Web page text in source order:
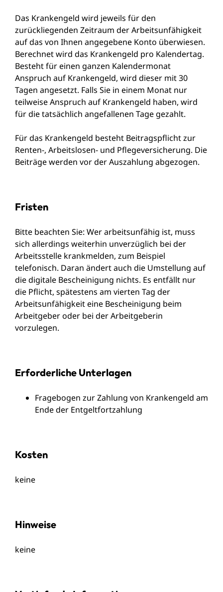
Das Krankengeld wird jeweils für den
zurückliegenden Zeitraum der Arbeitsunfähigkeit
auf das von Ihnen angegebene Konto überwiesen.
Berechnet wird das Krankengeld pro Kalendertag.
Besteht für einen ganzen Kalendermonat
Anspruch auf Krankengeld, wird dieser mit 30
Tagen angesetzt. Falls Sie in einem Monat nur
teilweise Anspruch auf Krankengeld haben, wird
für die tatsächlich angefallenen Tage gezahlt.
Für das Krankengeld besteht Beitragspflicht zur
Renten-, Arbeitslosen- und Pflegeversicherung. Die
Beiträge werden vor der Auszahlung abgezogen.
Fristen
Bitte beachten Sie: Wer arbeitsunfähig ist, muss
sich allerdings weiterhin unverzüglich bei der
Arbeitsstelle krankmelden, zum Beispiel
telefonisch. Daran ändert auch die Umstellung auf
die digitale Bescheinigung nichts. Es entfällt nur
die Pflicht, spätestens am vierten Tag der
Arbeitsunfähigkeit eine Bescheinigung beim
Arbeitgeber oder bei der Arbeitgeberin
vorzulegen.
Erforderliche Unterlagen
Fragebogen zur Zahlung von Krankengeld am
Ende der Entgeltfortzahlung
Kosten
keine
Hinweise
keine